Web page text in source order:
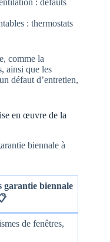
: thermostats
comme la
ainsi que les
défaut d’entretien,
en œuvre de la
biennale à
garantie biennale
de fenêtres,